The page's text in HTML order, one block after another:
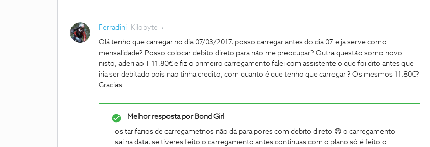
Ferradini Kilobyte
Olá tenho que carregar no dia 07/03/2017, posso carregar antes do dia 07 e ja serve como
mensalidade? Posso colocar debito direto para não me preocupar? Outra questão somo novo
nisto, aderi ao T 11,80€ e fiz o primeiro carregamento falei com assistente o que foi dito antes que
iria ser debitado pois nao tinha credito, com quanto é que tenho que carregar ? Os mesmos 11.80€?
Gracias
Melhor resposta porBond Girl
os tarifarios de carregametnos não dá para pores com debito direto 😞 o carregamento
sai na data, se tiveres feito o carregamento antes continuas com o plano só é feito o